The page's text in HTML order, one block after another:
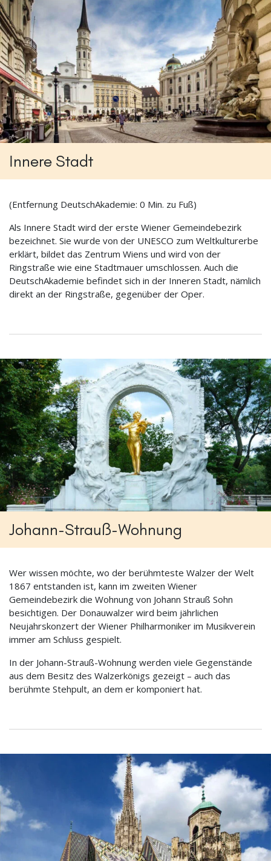
Innere Stadt
(Entfernung DeutschAkademie: 0 Min. zu Fuß)
Als Innere Stadt wird der erste Wiener Gemeindebezirk
bezeichnet. Sie wurde von der UNESCO zum Weltkulturerbe
erklärt, bildet das Zentrum Wiens und wird von der
Ringstraße wie eine Stadtmauer umschlossen. Auch die
DeutschAkademie befindet sich in der Inneren Stadt, nämlich
direkt an der Ringstraße, gegenüber der Oper.
Johann-Strauß-Wohnung
Wer wissen möchte, wo der berühmteste Walzer der Welt
1867 entstanden ist, kann im zweiten Wiener
Gemeindebezirk die Wohnung von Johann Strauß Sohn
besichtigen. Der Donauwalzer wird beim jährlichen
Neujahrskonzert der Wiener Philharmoniker im Musikverein
immer am Schluss gespielt.
In der Johann-Strauß-Wohnung werden viele Gegenstände
aus dem Besitz des Walzerkönigs gezeigt – auch das
berühmte Stehpult, an dem er komponiert hat.